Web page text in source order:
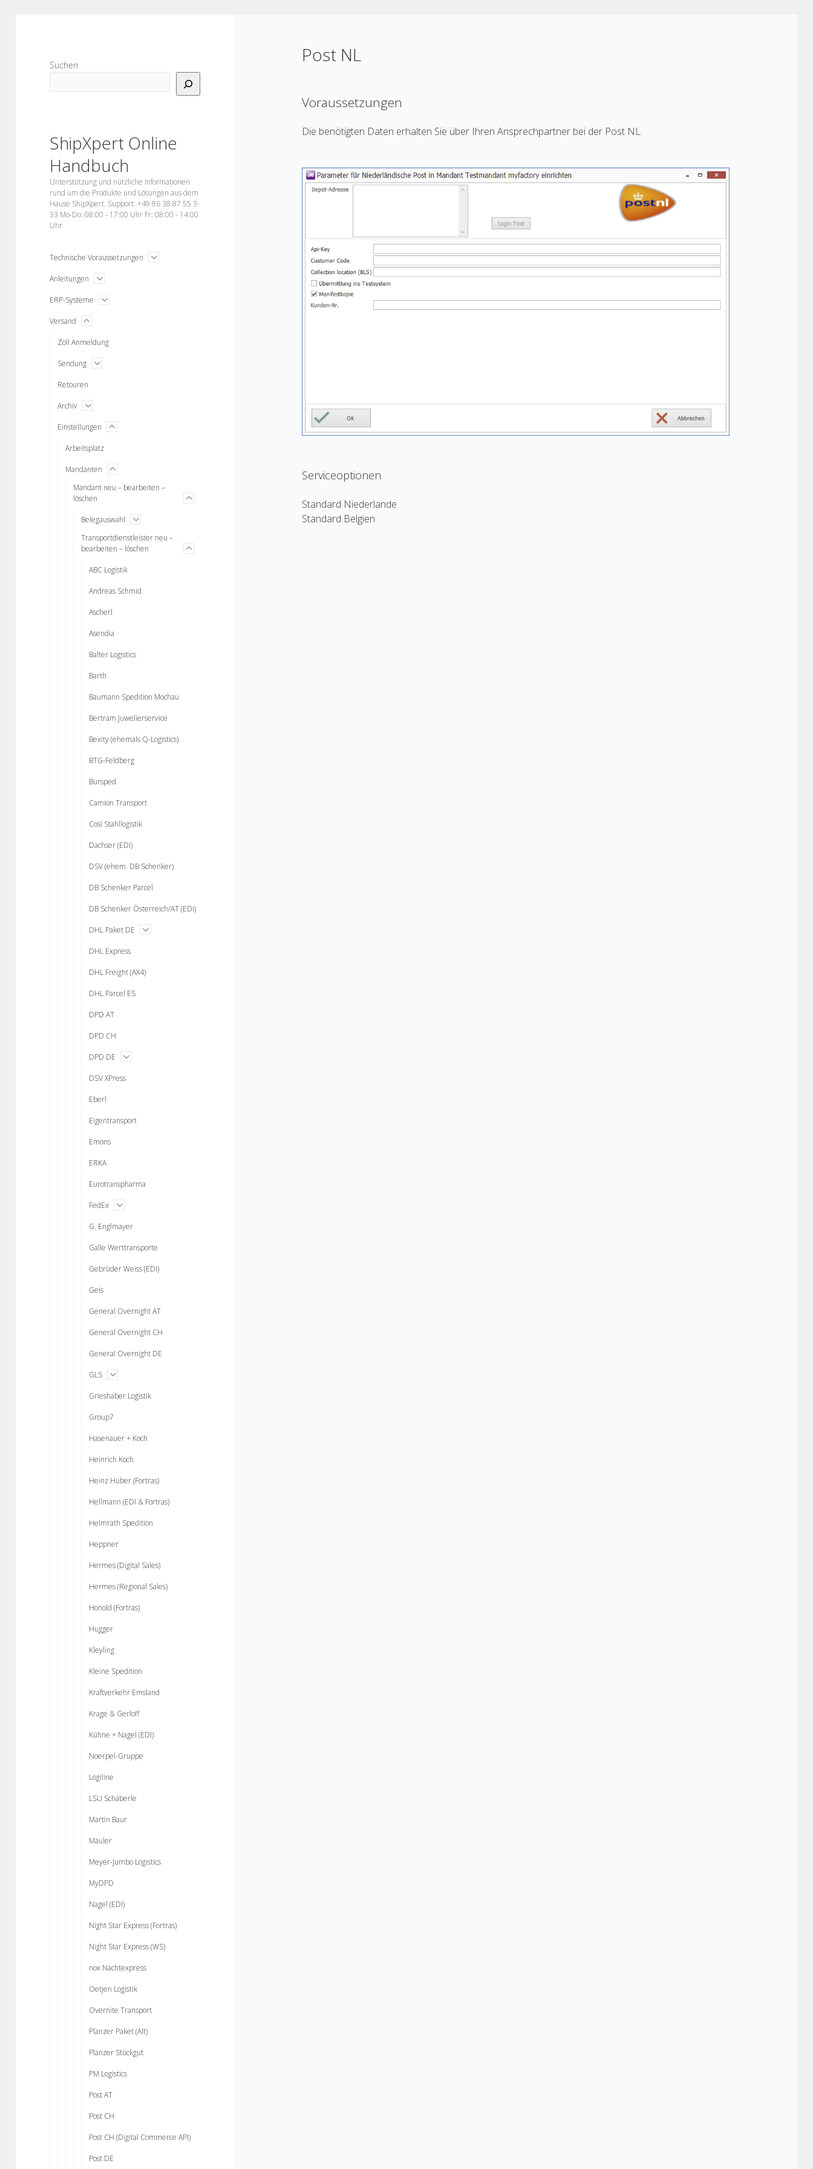
ShipXpert Online
Handbuch
Unterstützung und nützliche Informationen
rund um die Produkte und Lösungen aus dem
Hause ShipXpert. Support: +49 86 38 87 55 3-
33 Mo-Do: 08:00 - 17:00 Uhr Fr: 08:00 - 14:00
Uhr
Technische Voraussetzungen
open
menu
Anleitungen
open
menu
ERP-Systeme
open
menu
Versandopen
Zoll Anmeldung
Sendung
open
menu
Retouren
Archiv
open
menu
Einstellungenopen
Arbeitsplatz
Mandantenopen
Mandant neu – bearbeiten –
löschen
open
Belegauswahl
open
menu
Transportdienstleister neu –
bearbeiten – löschen
open
menu
ABC Logistik
Andreas Schmid
Ascherl
Asendia
Balter Logistics
Barth
Baumann Spedition Mochau
Bertram Juwelierservice
Bexity (ehemals Q-Logistics)
BTG-Feldberg
Bursped
Camion Transport
Cosi Stahllogistik
Dachser (EDI)
DSV (ehem. DB Schenker)
DB Schenker Parcel
DB Schenker Österreich/AT (EDI)
DHL Paket DE
open
menu
DHL Express
DHL Freight (AX4)
DHL Parcel ES
DPD AT
DPD CH
DPD DE
open
menu
DSV XPress
Eberl
Eigentransport
Emons
ERKA
Eurotranspharma
FedEx
open
menu
G. Englmayer
Galle Werttransporte
Gebrüder Weiss (EDI)
Geis
General Overnight AT
General Overnight CH
General Overnight DE
GLS
open
menu
Grieshaber Logistik
Group7
Hasenauer + Koch
Heinrich Koch
Heinz Huber (Fortras)
Hellmann (EDI & Fortras)
Helmrath Spedition
Heppner
Hermes (Digital Sales)
Hermes (Regional Sales)
Honold (Fortras)
Hugger
Kleyling
Kleine Spedition
Kraftverkehr Emsland
Krage & Gerloff
Kühne + Nagel (EDI)
Noerpel-Gruppe
Logiline
LSU Schäberle
Martin Baur
Mäuler
Meyer-Jumbo Logistics
MyDPD
Nagel (EDI)
Night Star Express (Fortras)
Night Star Express (WS)
nox Nachtexpress
Oetjen Logistik
Overnite Transport
Planzer Paket (Alt)
Planzer Stückgut
PM Logistics
Post AT
Post CH
Post CH (Digital Commerce API)
Post DE
Sidebar
Suchen Post NL
Voraussetzungen
Die benötigten Daten erhalten Sie über Ihren Ansprechpartner bei der Post NL.
Serviceoptionen
Standard Niederlande
Standard Belgien